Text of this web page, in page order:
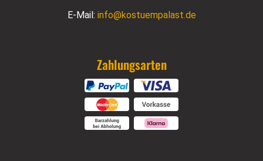
E-Mail: info@kostuempalast.de
Zahlungsarten